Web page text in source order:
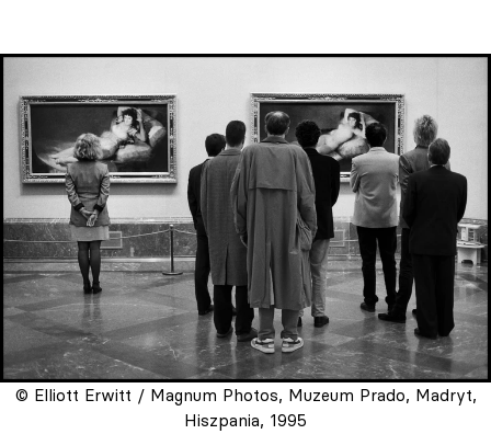
© Elliott Erwitt / Magnum Photos, Muzeum Prado, Madryt,
Hiszpania, 1995